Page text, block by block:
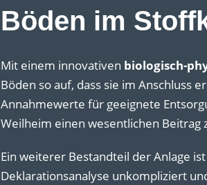
Böden im
Mit einem innovativen biologisch-
Böden so auf, dass sie im Anschluss
Annahmewerte für geeignete
Weilheim einen wesentlichen Beitrag
Ein weiterer Bestandteil der Anlage
Deklarationsanalyse unkompliziert